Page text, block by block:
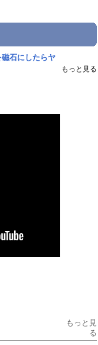
石にしたらヤ
もっと見る
もっと見
る